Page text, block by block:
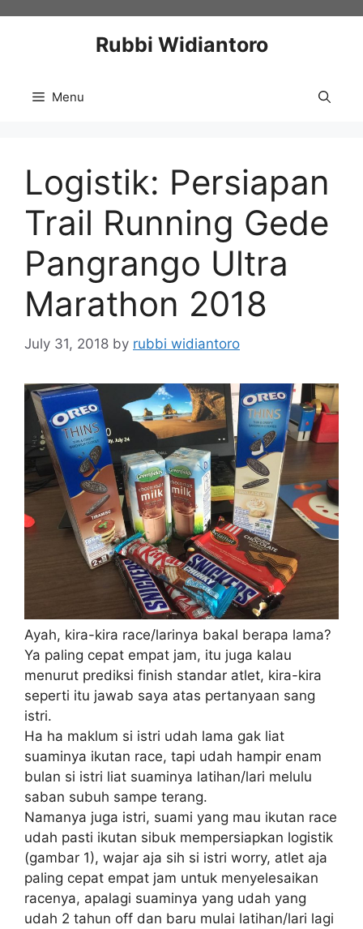
Rubbi Widiantoro
Menu
Logistik: Persiapan
Trail Running Gede
Pangrango Ultra
Marathon 2018
July 31, 2018 by rubbi widiantoro
Ayah, kira-kira race/larinya bakal berapa lama?
Ya paling cepat empat jam, itu juga kalau
menurut prediksi finish standar atlet, kira-kira
seperti itu jawab saya atas pertanyaan sang
istri.
Ha ha maklum si istri udah lama gak liat
suaminya ikutan race, tapi udah hampir enam
bulan si istri liat suaminya latihan/lari melulu
saban subuh sampe terang.
Namanya juga istri, suami yang mau ikutan race
udah pasti ikutan sibuk mempersiapkan logistik
(gambar 1), wajar aja sih si istri worry, atlet aja
paling cepat empat jam untuk menyelesaikan
racenya, apalagi suaminya yang udah yang
udah 2 tahun off dan baru mulai latihan/lari lagi